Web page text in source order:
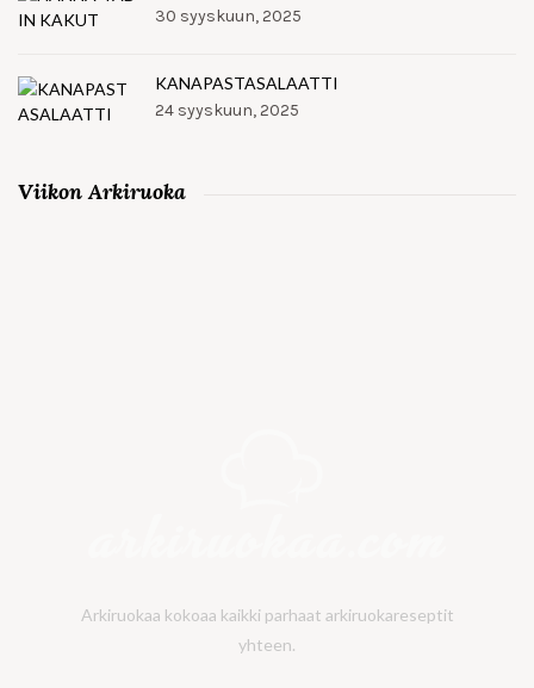
30 syyskuun, 2025
KANAPASTASALAATTI
24 syyskuun, 2025
Viikon Arkiruoka
Arkiruokaa kokoaa kaikki parhaat arkiruokareseptit
yhteen.